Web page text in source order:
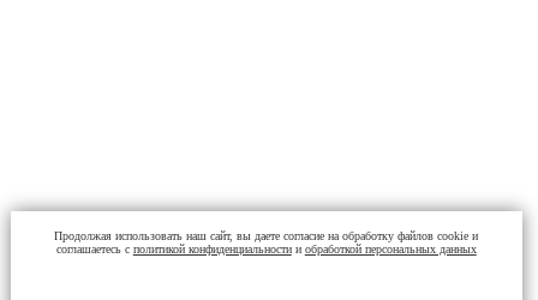
Продолжая использовать наш сайт, вы даете согласие на обработку файлов cookie и
соглашаетесь с политикой конфиденциальностии обработкой персональных данных